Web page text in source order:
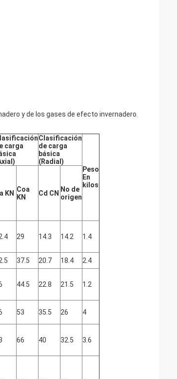
y de los gases de efecto invernadero.
carga
Clasificación
de carga
básica
(Radial)
Peso
En
kilos
KN Coa
KN
Cd CN No de
origen
29 14.3 14.2 1.4
37.5 20.7 18.4 2.4
44.5 22.8 21.5 1.2
53 35.5 26 4
66 40 32.5 3.6